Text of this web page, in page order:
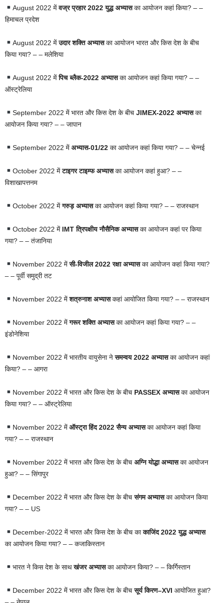
August 2022 मेंवज्र प्रहार 2022 युद्ध अभ्यासका आयोजन कहां किया? – –
हिमाचल प्रदेश
August 2022 मेंउदार शक्ति अभ्यासका आयोजन भारत और किस देश के बीच
किया गया? – – मलेशिया
August 2022 मेंपिच ब्लैक-2022 अभ्यासका आयोजन कहां किया गया? – –
ऑस्ट्रेलिया
September 2022 में भारत और किस देश के बीच JIMEX-2022 अभ्यासका
आयोजन किया गया? – – जापान
September 2022 मेंअभ्यास-01/22का आयोजन कहां किया गया? – – चेन्नई
October 2022 मेंटाइगर टाइम्फ अभ्यासका आयोजन कहां हुआ? – –
विशाखापत्तनम
October 2022 मेंगरुड़ अभ्यासका आयोजन कहां किया गया? – – राजस्थान
October 2022 में IMT त्रिपक्षीय नौसैनिक अभ्यासका आयोजन कहां पर किया
गया? – – तंजानिया
November 2022 मेंसी-विजील 2022 रक्षा अभ्यासका आयोजन कहां किया गया?
– – पूर्वी समुद्री तट
November 2022 मेंशत्रुनाश अभ्यासकहां आयोजित किया गया? – – राजस्थान
November 2022 मेंगरूर शक्ति अभ्यासका आयोजन कहां किया गया? – –
इंडोनेशिया
November 2022 में भारतीय वायुसेना नेसमन्वय 2022 अभ्यासका आयोजन कहां
किया? – – आगरा
November 2022 में भारत और किस देश के बीच PASSEX अभ्यासका आयोजन
किया गया? – – ऑस्ट्रेलिया
November 2022 मेंऑस्ट्रा हिंद 2022 सैन्य अभ्यासका आयोजन कहां किया
गया? – – राजस्थान
November 2022 में भारत और किस देश के बीच अग्नि योद्धा अभ्यासका आयोजन
हुआ? – – सिंगापुर
December 2022 में भारत और किस देश के बीचसंगम अभ्यासका आयोजन किया
गया? – – US
December-2022 में भारत और किस देश के बीच काकाजिंद 2022युद्धअभ्यास
का आयोजन किया गया? – – कजाकिस्तान
भारत ने किस देश के साथखंजर अभ्यासका आयोजन किया? – – किर्गिस्तान
December 2022 में भारत और किस देश के बीचसूर्य किरण–XVI आयोजित हुआ?